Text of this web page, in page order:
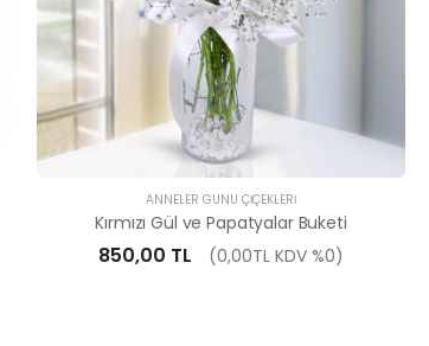
ANNELER GÜNÜ ÇIÇEKLERI
Kırmızı Gül ve Papatyalar Buketi
850,00 TL (0,00TL KDV %0)